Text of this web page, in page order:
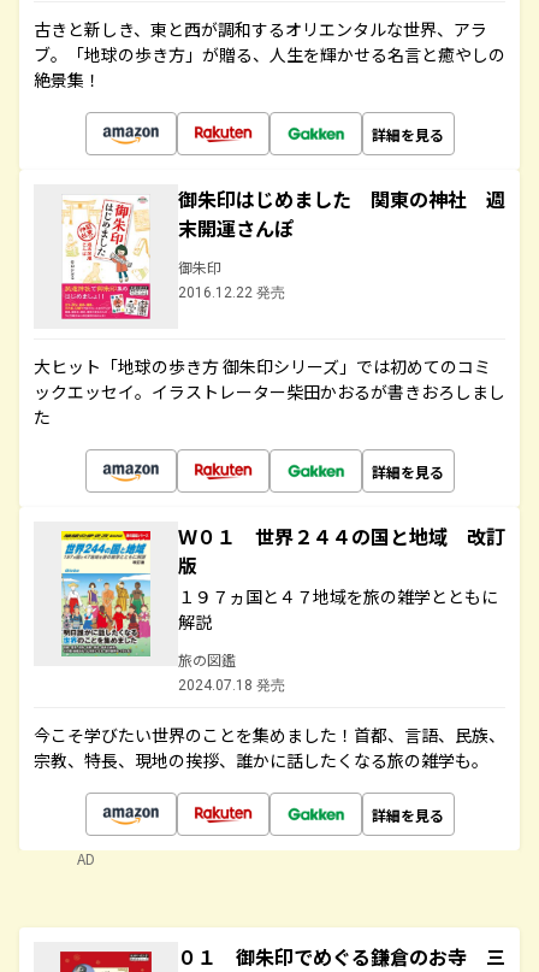
古きと新しき、東と西が調和するオリエンタルな世界、アラ
ブ。「地球の歩き方」が贈る、人生を輝かせる名言と癒やしの
絶景集！
詳細を見る
御朱印はじめました 関東の神社 週
末開運さんぽ
御朱印
2016.12.22 発売
大ヒット「地球の歩き方 御朱印シリーズ」では初めてのコミ
ックエッセイ。イラストレーター柴田かおるが書きおろしまし
た
詳細を見る
Ｗ０１ 世界２４４の国と地域 改訂
版
１９７ヵ国と４７地域を旅の雑学とともに
解説
旅の図鑑
2024.07.18 発売
今こそ学びたい世界のことを集めました！首都、言語、民族、
宗教、特長、現地の挨拶、誰かに話したくなる旅の雑学も。
詳細を見る
AD
０１ 御朱印でめぐる鎌倉のお寺 三